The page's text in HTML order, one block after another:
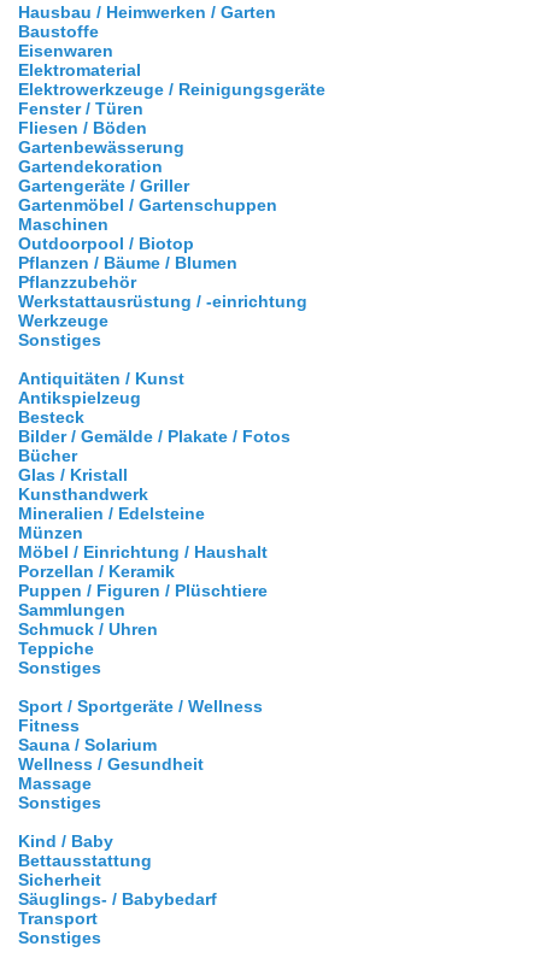
Hausbau / Heimwerken / Garten
Baustoffe
Eisenwaren
Elektromaterial
Elektrowerkzeuge / Reinigungsgeräte
Fenster / Türen
Fliesen / Böden
Gartenbewässerung
Gartendekoration
Gartengeräte / Griller
Gartenmöbel / Gartenschuppen
Maschinen
Outdoorpool / Biotop
Pflanzen / Bäume / Blumen
Pflanzzubehör
Werkstattausrüstung / -einrichtung
Werkzeuge
Sonstiges
Antiquitäten / Kunst
Antikspielzeug
Besteck
Bilder / Gemälde / Plakate / Fotos
Bücher
Glas / Kristall
Kunsthandwerk
Mineralien / Edelsteine
Münzen
Möbel / Einrichtung / Haushalt
Porzellan / Keramik
Puppen / Figuren / Plüschtiere
Sammlungen
Schmuck / Uhren
Teppiche
Sonstiges
Sport / Sportgeräte / Wellness
Fitness
Sauna / Solarium
Wellness / Gesundheit
Massage
Sonstiges
Kind / Baby
Bettausstattung
Sicherheit
Säuglings- / Babybedarf
Transport
Sonstiges